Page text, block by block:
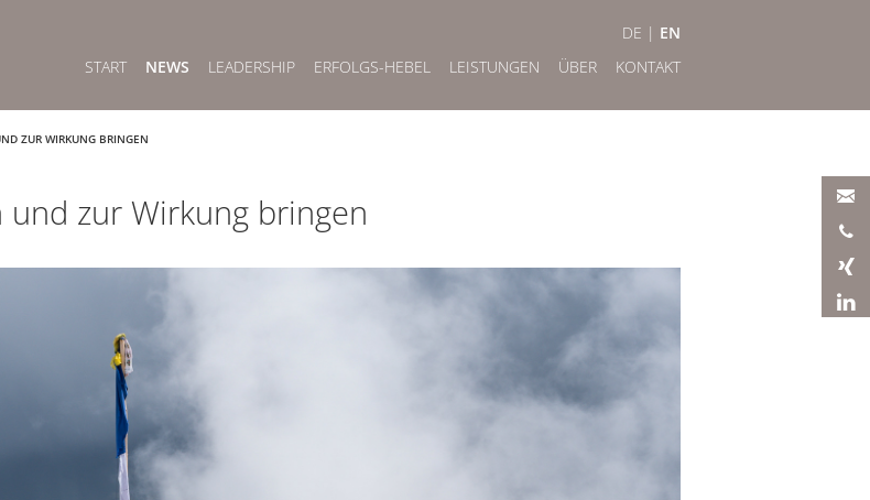
DE | EN
START
NEWS LEADERSHIP ERFOLGS-HEBEL LEISTUNGEN ÜBER KONTAKT
ZUR WIRKUNG BRINGEN
zur Wirkung bringen